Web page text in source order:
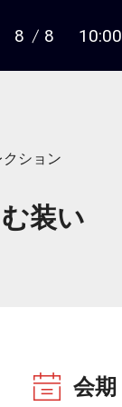
8 8 10:00
ション
装い
会期